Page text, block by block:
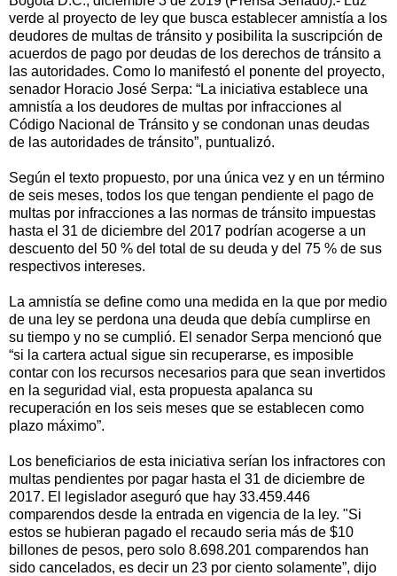
verde al proyecto de ley que busca establecer amnistía a los
deudores de multas de tránsito y posibilita la suscripción de
acuerdos de pago por deudas de los derechos de tránsito a
las autoridades. Como lo manifestó el ponente del proyecto,
senador Horacio José Serpa: “La iniciativa establece una
amnistía a los deudores de multas por infracciones al
Código Nacional de Tránsito y se condonan unas deudas
de las autoridades de tránsito”, puntualizó.
Según el texto propuesto, por una única vez y en un término
de seis meses, todos los que tengan pendiente el pago de
multas por infracciones a las normas de tránsito impuestas
hasta el 31 de diciembre del 2017 podrían acogerse a un
descuento del 50 % del total de su deuda y del 75 % de sus
respectivos intereses.
La amnistía se define como una medida en la que por medio
de una ley se perdona una deuda que debía cumplirse en
su tiempo y no se cumplió. El senador Serpa mencionó que
“si la cartera actual sigue sin recuperarse, es imposible
contar con los recursos necesarios para que sean invertidos
en la seguridad vial, esta propuesta apalanca su
recuperación en los seis meses que se establecen como
plazo máximo”.
Los beneficiarios de esta iniciativa serían los infractores con
multas pendientes por pagar hasta el 31 de diciembre de
2017. El legislador aseguró que hay 33.459.446
comparendos desde la entrada en vigencia de la ley. "Si
estos se hubieran pagado el recaudo seria más de $10
billones de pesos, pero solo 8.698.201 comparendos han
sido cancelados, es decir un 23 por ciento solamente”, dijo